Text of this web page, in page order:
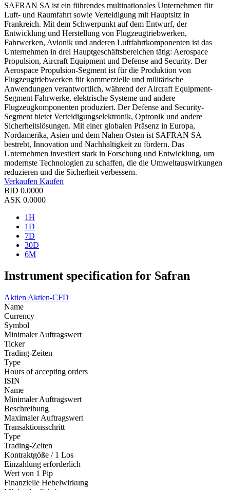
SAFRAN SA ist ein führendes multinationales Unternehmen für
Luft- und Raumfahrt sowie Verteidigung mit Hauptsitz in
Frankreich. Mit dem Schwerpunkt auf dem Entwurf, der
Entwicklung und Herstellung von Flugzeugtriebwerken,
Fahrwerken, Avionik und anderen Luftfahrtkomponenten ist das
Unternehmen in drei Hauptgeschäftsbereichen tätig: Aerospace
Propulsion, Aircraft Equipment und Defense and Security. Der
Aerospace Propulsion-Segment ist für die Produktion von
Flugzeugtriebwerken für kommerzielle und militärische
Anwendungen verantwortlich, während der Aircraft Equipment-
Segment Fahrwerke, elektrische Systeme und andere
Flugzeugkomponenten produziert. Der Defense and Security-
Segment bietet Verteidigungselektronik, Optronik und andere
Sicherheitslösungen. Mit einer globalen Präsenz in Europa,
Nordamerika, Asien und dem Nahen Osten ist SAFRAN SA
bestrebt, Innovation und Nachhaltigkeit zu fördern. Das
Unternehmen investiert stark in Forschung und Entwicklung, um
modernste Technologien zu schaffen, die die Umweltauswirkungen
reduzieren und die Sicherheit verbessern.
Verkaufen Kaufen
BID 0.0000
ASK 0.0000
1H
1D
7D
30D
6M
Instrument specification for Safran
Aktien Aktien-CFD
Name
Currency
Symbol
Minimaler Auftragswert
Ticker
Trading-Zeiten
Type
Hours of accepting orders
ISIN
Name
Minimaler Auftragswert
Beschreibung
Maximaler Auftragswert
Transaktionsschritt
Type
Trading-Zeiten
Kontraktgöße / 1 Los
Einzahlung erforderlich
Wert von 1 Pip
Finanzielle Hebelwirkung